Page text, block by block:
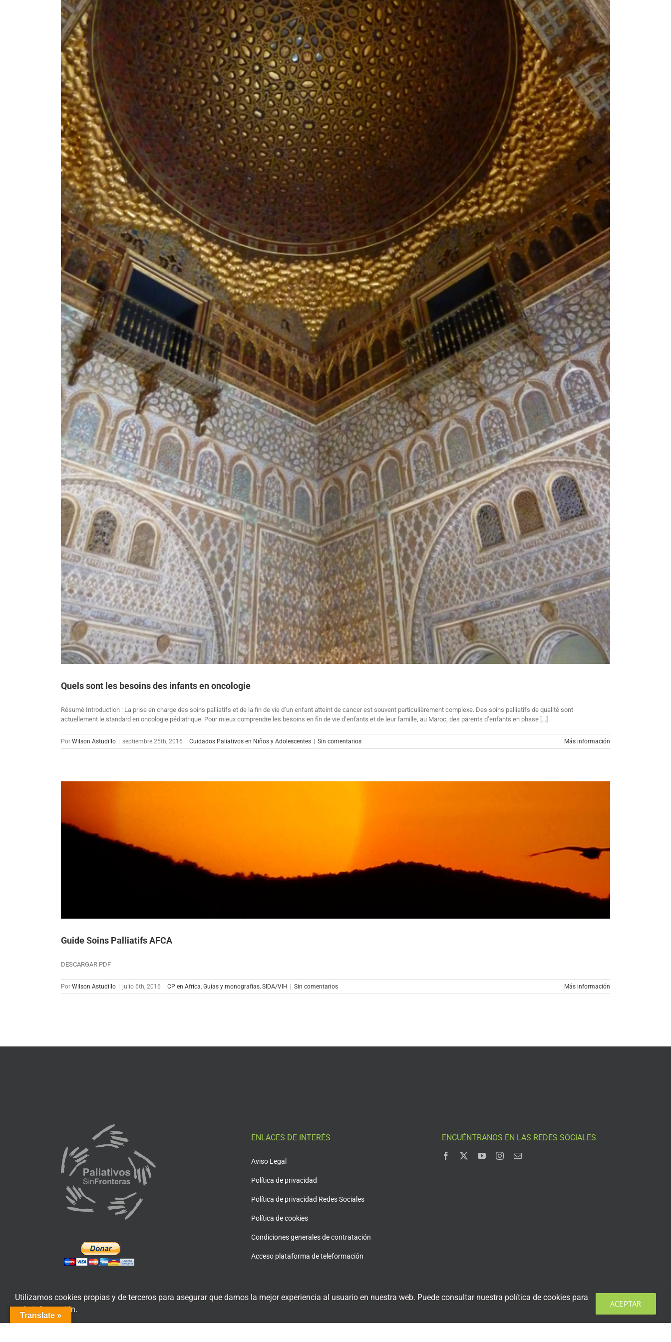
Quels sont les besoins des infants en oncologie
Résumé Introduction : La prise en charge des soins palliatifs et de la fin de vie d’un enfant atteint de cancer est souvent particulièrement complexe. Des soins palliatifs de qualité sont
actuellement le standard en oncologie pédiatrique. Pour mieux comprendre les besoins en fin de vie d’enfants et de leur famille, au Maroc, des parents d’enfants en phase [...]
Por Wilson Astudillo septiembre 25th, 2016 Cuidados Paliativos en Niños y Adolescentes Sin comentarios Más información
Guide Soins Palliatifs AFCA
DESCARGAR PDF
Por Wilson Astudillo julio 6th, 2016 CP en Africa, Guías y monografías, SIDA/VIH Sin comentarios Más información
ENLACES DE INTERÉS
Aviso Legal
Política de privacidad
Política de privacidad Redes Sociales
Política de cookies
Condiciones generales de contratación
Acceso plataforma de teleformación
ENCUÉNTRANOS EN LAS REDES SOCIALES
Translate »
Utilizamos cookies propias y de terceros para asegurar que damos la mejor experiencia al usuario en nuestra web. Puede consultar nuestra política de cookies para
más información.
ACEPTAR